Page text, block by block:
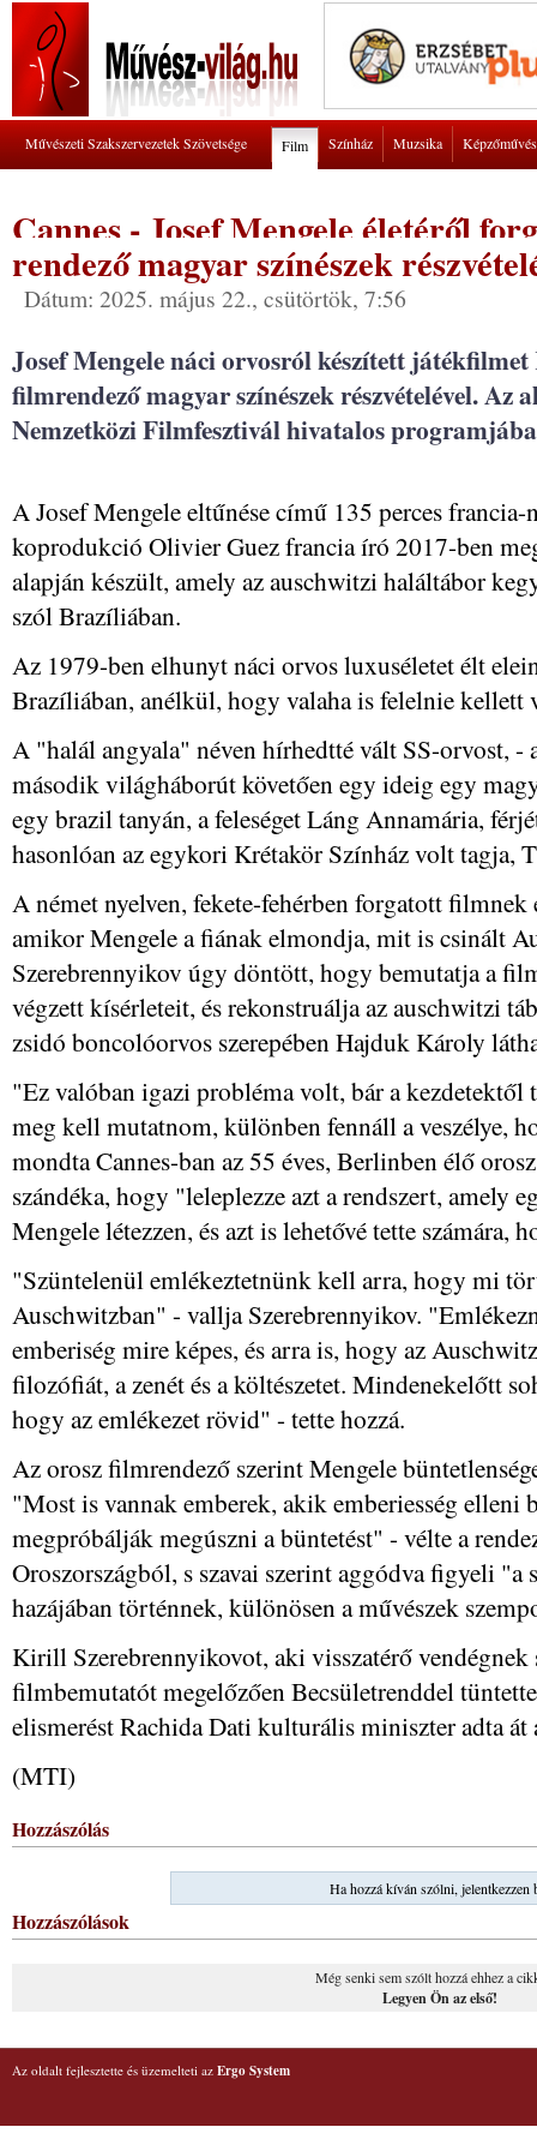
Művészeti Szakszervezetek Szövetsége Film Színház Muzsika
Cannes - Josef Mengele életéről
rendező magyar színészek
Dátum: 2025. május 22., csütörtök, 7:56
Josef Mengele náci orvosról készített
filmrendező magyar színészek részvételével. Az
Nemzetközi Filmfesztivál hivatalos
A Josef Mengele eltűnése című 135 perces
koprodukció Olivier Guez francia író 2017-ben
alapján készült, amely az auschwitzi haláltábor
szól Brazíliában.
Az 1979-ben elhunyt náci orvos luxuséletet élt
Brazíliában, anélkül, hogy valaha is felelnie kellett
A "halál angyala" néven hírhedtté vált SS-orvost,
második világháborút követően egy ideig egy
egy brazil tanyán, a feleséget Láng Annamária,
hasonlóan az egykori Krétakör Színház volt tagja,
A német nyelven, fekete-fehérben forgatott filmnek
amikor Mengele a fiának elmondja, mit is csinált
Szerebrennyikov úgy döntött, hogy bemutatja a
végzett kísérleteit, és rekonstruálja az auschwitzi
zsidó boncolóorvos szerepében Hajduk Károly
"Ez valóban igazi probléma volt, bár a
meg kell mutatnom, különben fennáll a veszélye,
mondta Cannes-ban az 55 éves, Berlinben élő
szándéka, hogy "leleplezze azt a rendszert, amely
Mengele létezzen, és azt is lehetővé tette számára,
"Szüntelenül emlékeztetnünk kell arra, hogy mi
Auschwitzban" - vallja Szerebrennyikov.
emberiség mire képes, és arra is, hogy az
filozófiát, a zenét és a költészetet. Mindenekelőtt
hogy az emlékezet rövid" - tette hozzá.
Az orosz filmrendező szerint Mengele
"Most is vannak emberek, akik emberiesség elleni
megpróbálják megúszni a büntetést" - vélte a
Oroszországból, s szavai szerint aggódva figyeli "a
hazájában történnek, különösen a művészek
Kirill Szerebrennyikovot, aki visszatérő vendégnek
filmbemutatót megelőzően Becsületrenddel
elismerést Rachida Dati kulturális miniszter adta át
(MTI)
Hozzászólás
Ha hozzá kíván szólni, jelentkezzen
Hozzászólások
Még senki sem szólt hozzá ehhez a
Legyen Ön az első!
Az oldalt fejlesztette és üzemelteti az Ergo System